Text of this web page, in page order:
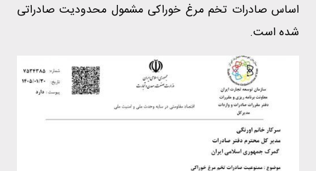
اساس صادرات تخم مرغ خوراکی مشمول محدودیت صادراتی
شده است.